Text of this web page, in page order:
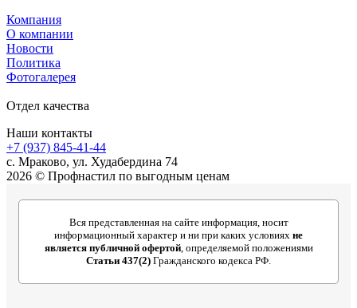
Компания
О компании
Новости
Политика
Фотогалерея
Отдел качества
Наши контакты
+7 (937) 845-41-44
с. Мраково, ул. Худабердина 74
2026 © Профнастил по выгодным ценам
Вся представленная на сайте информация, носит
информационный характер и ни при каких условиях не
является публичной офертой, определяемой положениями
Статьи 437(2) Гражданского кодекса РФ.